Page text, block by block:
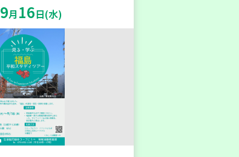
9月 16日(水)